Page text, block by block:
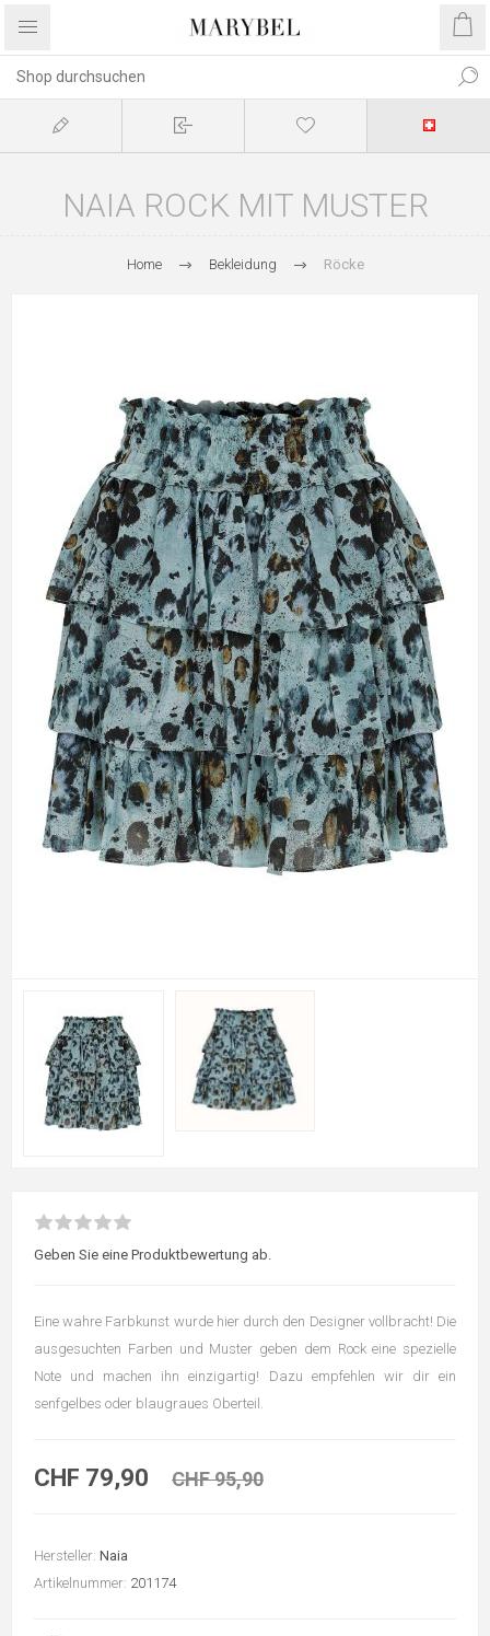
NAIA ROCK MIT MUSTER
Home Bekleidung Röcke
Geben Sie eine Produktbewertung ab.
Eine wahre Farbkunst wurde hier durch den Designer vollbracht! Die
ausgesuchten Farben und Muster geben dem Rock eine spezielle
Note und machen ihn einzigartig! Dazu empfehlen wir dir ein
senfgelbes oder blaugraues Oberteil.
CHF 79,90 CHF 95,90
Hersteller: Naia
Artikelnummer: 201174